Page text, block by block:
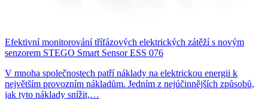
Efektivní monitorování třífázových elektrických zátěží s novým
senzorem STEGO Smart Sensor ESS 076
V mnoha společnostech patří náklady na elektrickou energii k
největším provozním nákladům. Jedním z nejúčinnějších způsobů,
jak tyto náklady snížit,…